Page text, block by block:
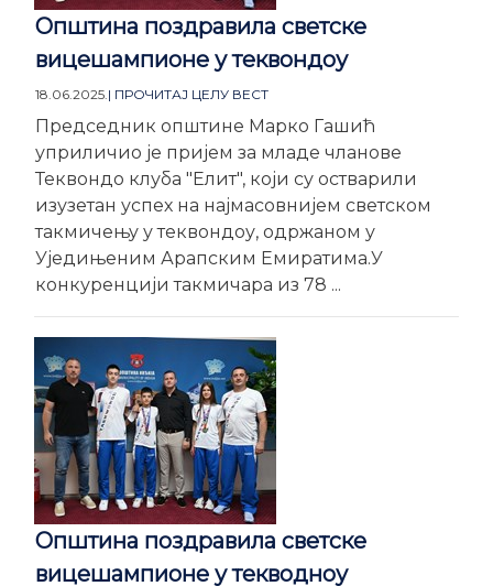
Општина поздравила светске
вицешампионе у теквондоу
18.06.2025. | ПРОЧИТАЈ ЦЕЛУ ВЕСТ
Председник општине Марко Гашић
уприличио је пријем за младе чланове
Теквондо клуба "Елит", који су остварили
изузетан успех на најмасовнијем светском
такмичењу у теквондоу, одржаном у
Уједињеним Арапским Емиратима.У
конкуренцији такмичара из 78 ...
Општина поздравила светске
вицешампионе у текводноу